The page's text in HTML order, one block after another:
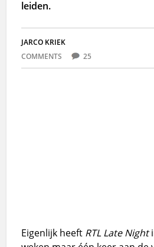
leiden.
JARCO KRIEK
COMMENTS
25
Eigenlijk heeft RTL Late Night